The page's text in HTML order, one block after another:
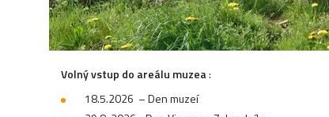
Volný vstup do areálu muzea:
18.5.2026 – Den muzeí